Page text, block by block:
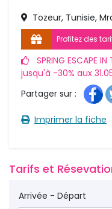
Tozeur, Tunisie,
Profitez des
SPRING ESCAPE
jusqu'à -30% aux
Partager sur :
Imprimer la fiche
Tarifs et
Arrivée - Départ